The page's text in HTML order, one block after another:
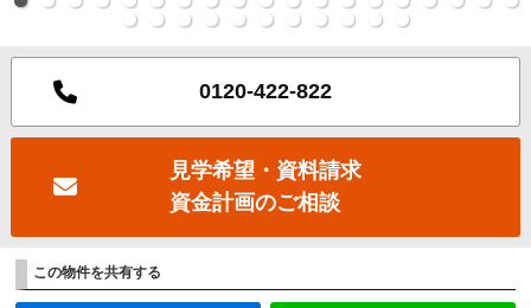
0120-422-822
見学希望・資料請求
資金計画のご相談
この物件を共有する